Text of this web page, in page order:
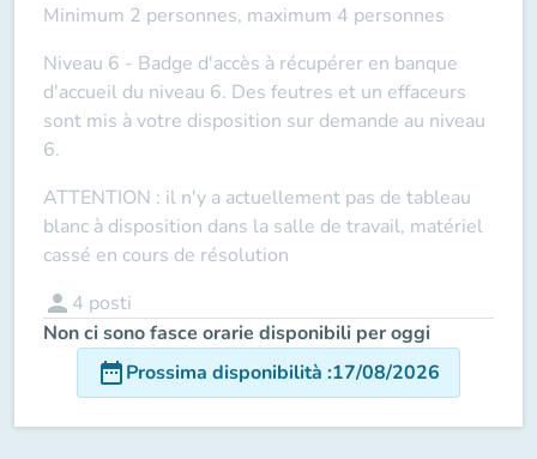
Minimum 2 personnes, maximum 4 personnes
Niveau 6 - Badge d'accès à récupérer en banque
d'accueil du niveau 6. Des feutres et un effaceurs
sont mis à votre disposition sur demande au niveau
6.
ATTENTION : il n'y a actuellement pas de tableau
blanc à disposition dans la salle de travail, matériel
cassé en cours de résolution
person 4 posti
Non ci sono fasce orarie disponibili per oggi
date_rangeProssima disponibilità :17/08/2026